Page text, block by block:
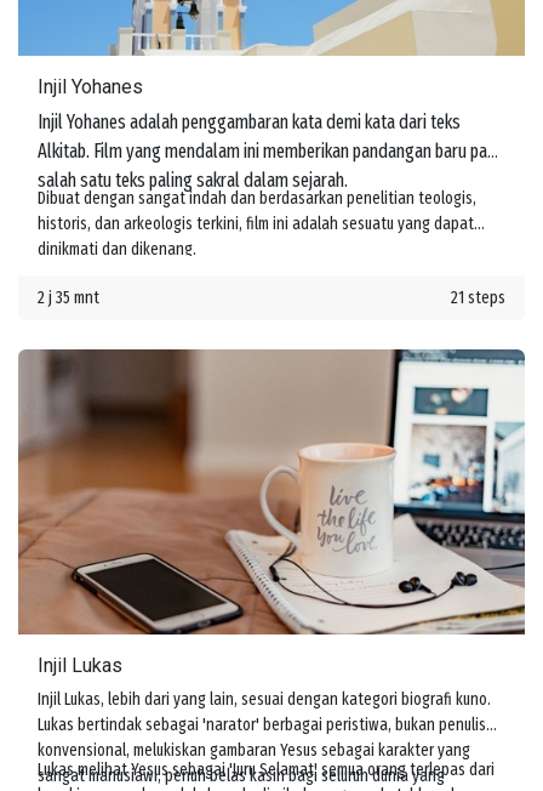
Injil Yohanes
Injil Yohanes adalah penggambaran kata demi kata dari teks
Alkitab. Film yang mendalam ini memberikan pandangan baru pada
salah satu teks paling sakral dalam sejarah.
Dibuat dengan sangat indah dan berdasarkan penelitian teologis,
historis, dan arkeologis terkini, film ini adalah sesuatu yang dapat
dinikmati dan dikenang.
2 j 35 mnt 21 steps
Injil Lukas
Injil Lukas, lebih dari yang lain, sesuai dengan kategori biografi kuno.
Lukas bertindak sebagai 'narator' berbagai peristiwa, bukan penulis
konvensional, melukiskan gambaran Yesus sebagai karakter yang
sangat manusiawi, penuh belas kasih bagi seluruh dunia yang
Lukas melihat Yesus sebagai 'Juru Selamat' semua orang terlepas dari